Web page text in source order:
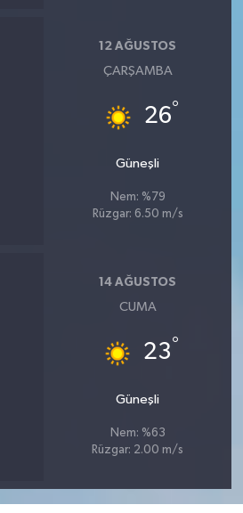
12 AĞUSTOS
ÇARŞAMBA
26°
Güneşli
Nem: %79
Rüzgar: 6.50 m/s
14 AĞUSTOS
CUMA
23°
Güneşli
Nem: %63
Rüzgar: 2.00 m/s